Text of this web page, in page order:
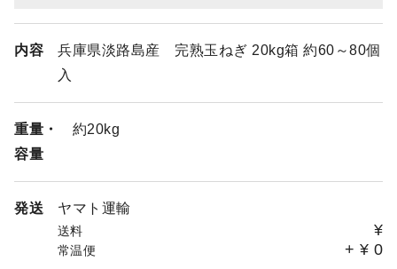
内容
兵庫県淡路島産 完熟玉ねぎ 20kg箱 約60～80個
入
重量・
容量
約20kg
発送 ヤマト運輸
送料 ¥
常温便 + ¥ 0